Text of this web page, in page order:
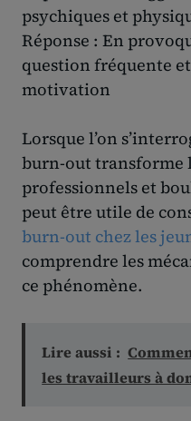
psychiques et
Réponse : En
question fréquente
motivation
Lorsque l’on
burn-out transforme
professionnels et
peut être utile de
burn-out chez les
comprendre les
ce phénomène.
Lire aussi :
les travailleurs à